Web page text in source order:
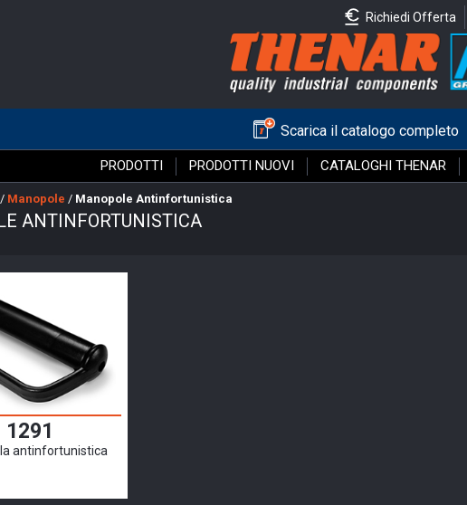
Richiedi Offerta
Scarica il catalogo completo
PRODOTTI PRODOTTI NUOVI CATALOGHI THENAR
/ Manopole / Manopole Antinfortunistica
ANTINFORTUNISTICA
1291
antinfortunistica